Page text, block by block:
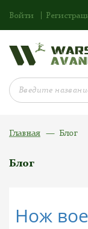
Войти
Главная Блог
Блог
Нож